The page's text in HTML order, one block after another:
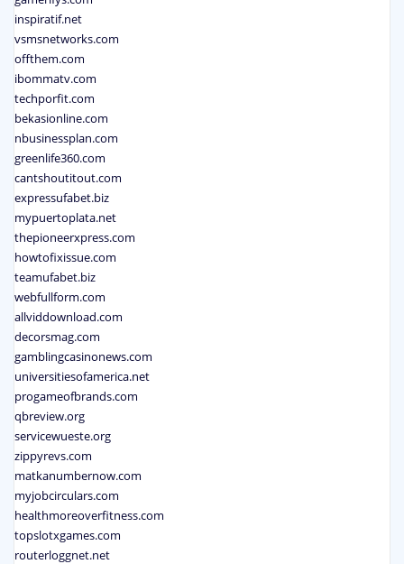
inspiratif.net
vsmsnetworks.com
offthem.com
ibommatv.com
techporfit.com
bekasionline.com
nbusinessplan.com
greenlife360.com
cantshoutitout.com
expressufabet.biz
mypuertoplata.net
thepioneerxpress.com
howtofixissue.com
teamufabet.biz
webfullform.com
allviddownload.com
decorsmag.com
gamblingcasinonews.com
universitiesofamerica.net
progameofbrands.com
qbreview.org
servicewueste.org
zippyrevs.com
matkanumbernow.com
myjobcirculars.com
healthmoreoverfitness.com
topslotxgames.com
routerloggnet.net